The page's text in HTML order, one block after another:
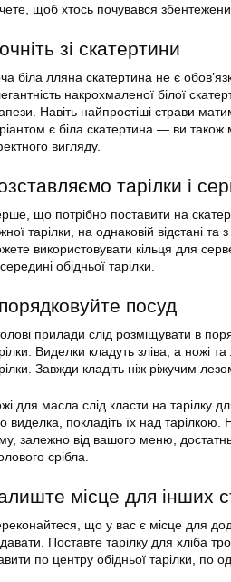
щоб хтось почувався
зі скатертини
біла лляна скатертина не є
накрохмаленої білої
Навіть найпростіші страви
є біла скатертина — ви також
вигляду.
тарілки і
що потрібно поставити на
тарілки, на однаковій відстані
використовувати кільця для
обідньої тарілки.
посуд
прилади слід розміщувати в
Виделки кладуть зліва, а ножі
Завжди кладіть ніж ріжучим
для масла слід класти на тарілку
виделка, покладіть їх над тарілкою.
залежно від вашого меню,
срібла.
місце для інших
що у вас є місце для
Поставте тарілку для хліба
по центру обідньої тарілки, по